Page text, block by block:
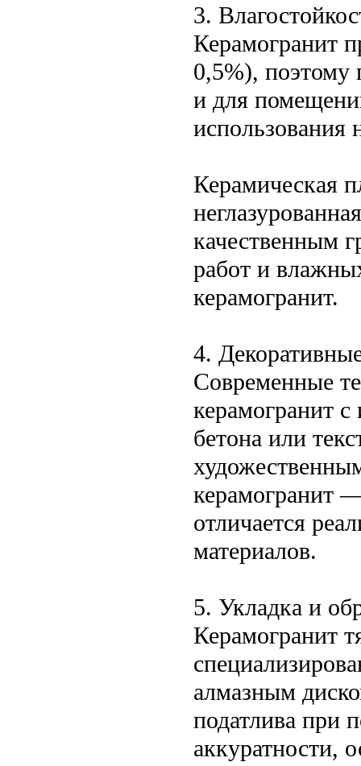
3.
Керамогранит
0,5%), поэтому
и для
использования
Керамическая
качественным
работ и
керамогранит.
4.
Современные
керамогранит
бетона или
керамогранит
отличается
материалов.
5. Укладка и
Керамогранит
алмазным
податлива при
аккуратности,